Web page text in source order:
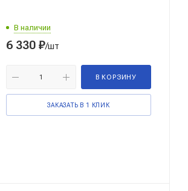
В наличии
6 330 ₽/шт
В КОРЗИНУ
ЗАКАЗАТЬ В 1 КЛИК